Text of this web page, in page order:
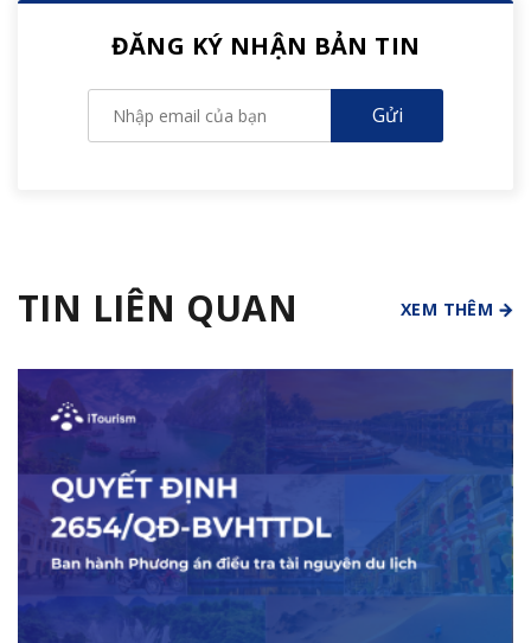
ĐĂNG KÝ NHẬN BẢN TIN
TIN LIÊN QUAN XEM THÊM